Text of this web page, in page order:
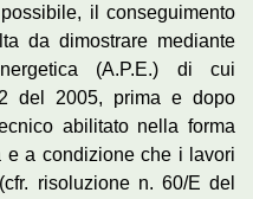
il conseguimento
da dimostrare mediante
(A.P.E.) di cui
del 2005, prima e dopo
abilitato nella forma
e a condizione che i lavori
risoluzione n. 60/E del